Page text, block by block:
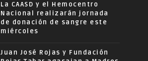
La CAASD y el Hemocentro
Nacional realizarán jornada
de donación de sangre este
miércoles
Juan José Rojas y Fundación